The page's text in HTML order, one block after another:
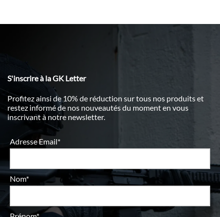
S'inscrire à la GK Letter
Profitez ainsi de 10% de réduction sur tous nos produits et
restez informé de nos nouveautés du moment en vous
inscrivant à notre newsletter.
Adresse Email*
Nom*